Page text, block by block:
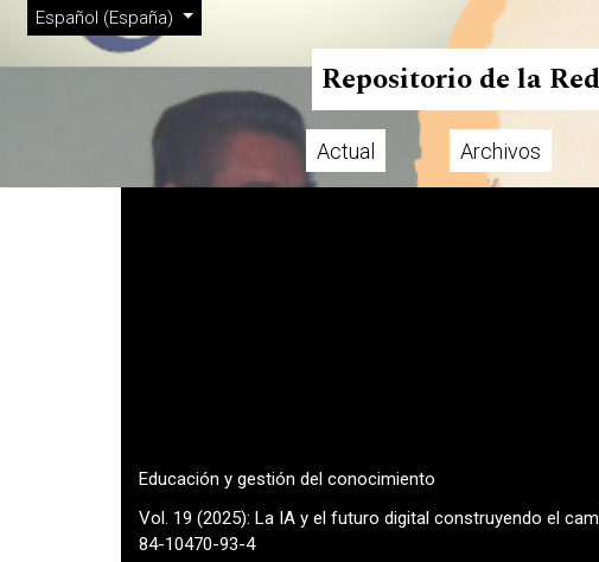
Ir al menú de navegación principal
Ir al contenido principal
Ir al pie de página del sitio
Cambiar el idioma. El actual es:
Español (España)
Menú de administración
Repositorio de la
Menú principal Actual Archivos
Educación y gestión del conocimiento
Vol. 19 (2025): La IA y el futuro digital construyendo el
84-10470-93-4